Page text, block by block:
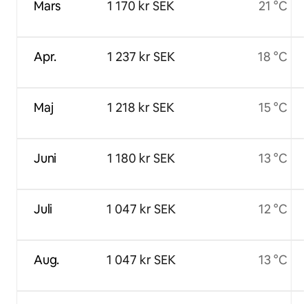
Mars
Apr.
Maj
Juni
Juli
Aug.
1 170 kr SEK
1 237 kr SEK
1 218 kr SEK
1 180 kr SEK
1 047 kr SEK
1 047 kr SEK
21 °C
18 °C
15 °C
13 °C
12 °C
13 °C